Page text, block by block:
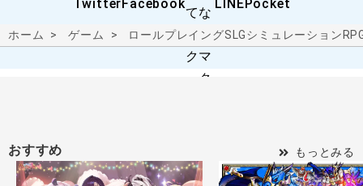
ホーム ゲーム ロールプレイングSLGシミュレーション
おすすめ もっとみる